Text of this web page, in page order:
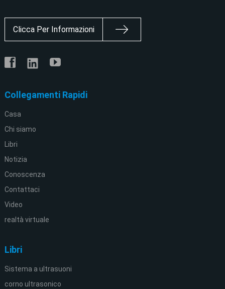
Clicca Per Informazioni
Collegamenti Rapidi
Casa
Chi siamo
Libri
Notizia
Conoscenza
Contattaci
Video
realtà virtuale
Libri
Sistema a ultrasuoni
corno ultrasonico